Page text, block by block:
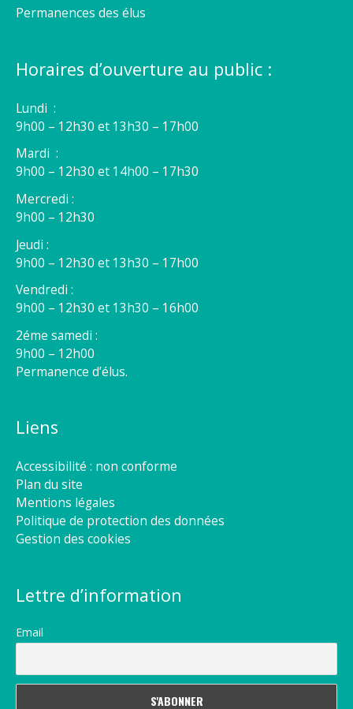
Permanences des élus
Horaires d’ouverture au public :
Lundi :
9h00 – 12h30 et 13h30 – 17h00
Mardi :
9h00 – 12h30 et 14h00 – 17h30
Mercredi :
9h00 – 12h30
Jeudi :
9h00 – 12h30 et 13h30 – 17h00
Vendredi :
9h00 – 12h30 et 13h30 – 16h00
2éme samedi :
9h00 – 12h00
Permanence d’élus.
Liens
Accessibilité : non conforme
Plan du site
Mentions légales
Politique de protection des données
Gestion des cookies
Lettre d’information
Email